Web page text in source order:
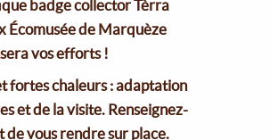
badge collector Tèrra
Écomusée de Marquèze
vos efforts !
fortes chaleurs : adaptation
et de la visite. Renseignez-
de vous rendre sur place.